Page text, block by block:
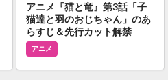
アニメ『猫と竜』第3話「子
猫達と羽のおじちゃん」のあ
らすじ＆先行カット解禁
アニメ